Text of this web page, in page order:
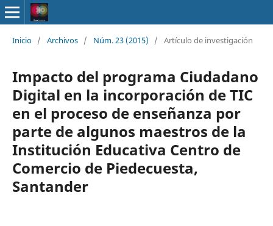
Inicio / Archivos / Núm. 23 (2015) / Artículo de investigación
Impacto del programa Ciudadano
Digital en la incorporación de TIC
en el proceso de enseñanza por
parte de algunos maestros de la
Institución Educativa Centro de
Comercio de Piedecuesta,
Santander